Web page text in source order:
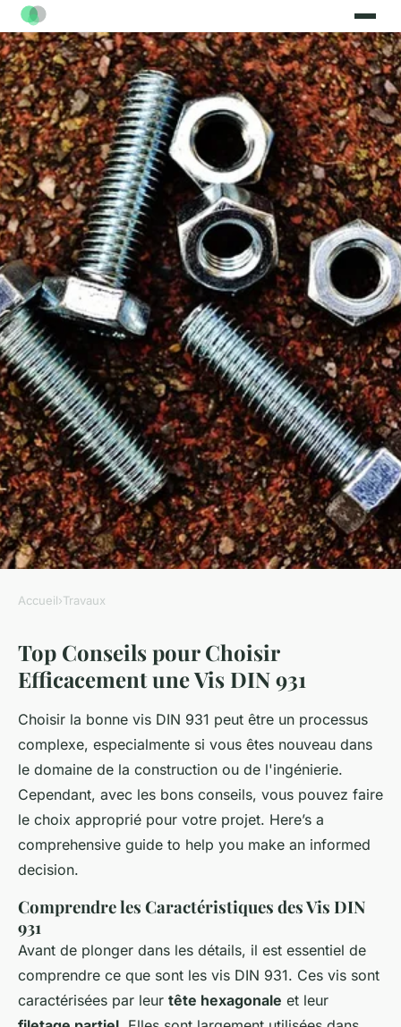
Top conseils pour choisir
efficacement une vis din 931
sébastienne•19 mars 2025 •7 min de lecture
Accueil›Travaux
Top Conseils pour Choisir
Efficacement une Vis DIN 931
Choisir la bonne vis DIN 931 peut être un processus
complexe, especialmente si vous êtes nouveau dans
le domaine de la construction ou de l'ingénierie.
Cependant, avec les bons conseils, vous pouvez faire
le choix approprié pour votre projet. Here’s a
comprehensive guide to help you make an informed
decision.
Comprendre les Caractéristiques des Vis DIN
931
Avant de plonger dans les détails, il est essentiel de
comprendre ce que sont les vis DIN 931. Ces vis sont
caractérisées par leur tête hexagonale et leur